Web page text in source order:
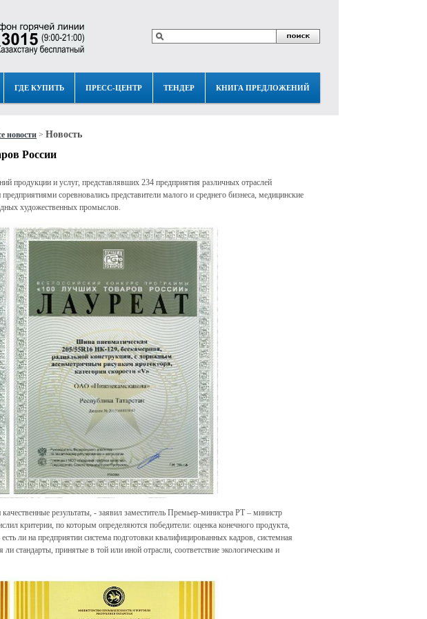
ГДЕ КУПИТЬ ПРЕСС-ЦЕНТР ТЕНДЕР КНИГА ПРЕДЛОЖЕНИЙ
новости > Новость
России
продукции и услуг, представлявших 234 предприятия различных отраслей
соревновались представители малого и среднего бизнеса, медицинские
художественных промыслов.
результаты, - заявил заместитель Премьер-министра РТ – министр
критерии, по которым определяются победители: оценка конечного продукта,
ли на предприятии система подготовки квалифицированных кадров, системная
стандарты, принятые в той или иной отрасли, соответствие экологическим и